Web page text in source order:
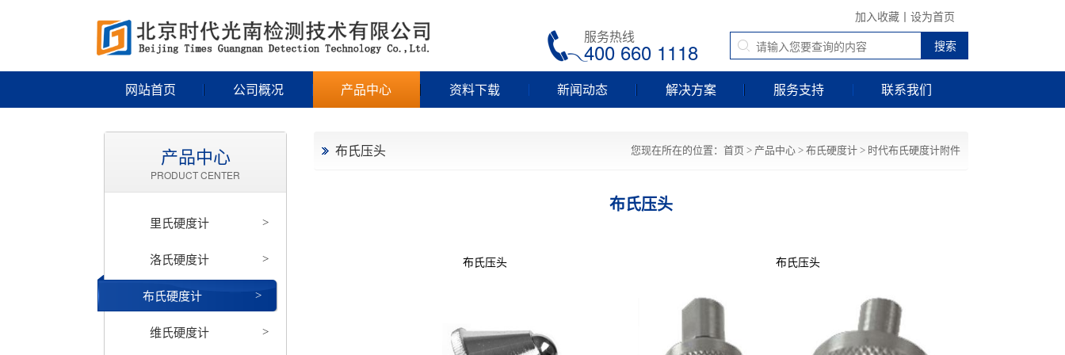
加入收藏 丨 设为首页
服务热线
400 660 1118
网站首页 公司概况 产品中心 资料下载 新闻动态 解决方案 服务支持 联系我们
布氏压头 您现在所在的位置： 首页 > 产品中心 > 布氏硬度计 > 时代布氏硬度计附件
布氏压头
布氏压头 布氏压头
产品中心
PRODUCT CENTER
里氏硬度计 >
洛氏硬度计 >
布氏硬度计 >
维氏硬度计 >